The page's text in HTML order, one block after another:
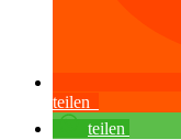
teilen
teilen